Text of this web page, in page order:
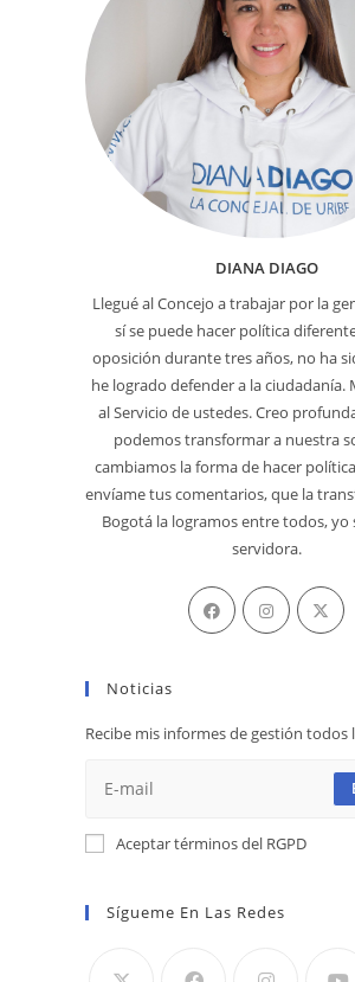
DIANA DIAGO
Llegué al Concejo a trabajar por la
sí se puede hacer política
oposición durante tres años, no ha
he logrado defender a la ciudadanía.
al Servicio de ustedes. Creo
podemos transformar a nuestra
cambiamos la forma de hacer
envíame tus comentarios, que la
Bogotá la logramos entre todos, yo
servidora.
Se
abre
pestaña
Se
abre
Se
Noticias
Recibe mis informes de gestión todos
Aceptar términos del RGPD
Sígueme En Las Redes